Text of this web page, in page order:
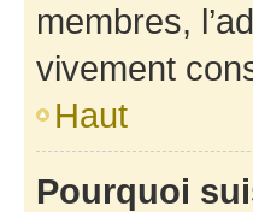
membres,
vivement
Haut
Pourquoi